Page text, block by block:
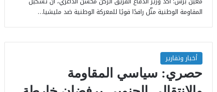
المقاومة الوطنية مثّل رافدًا قويًا للمعركة الوطنية ضد مليشيا…
أخبار وتقارير
حصري: سياسي المقاومة